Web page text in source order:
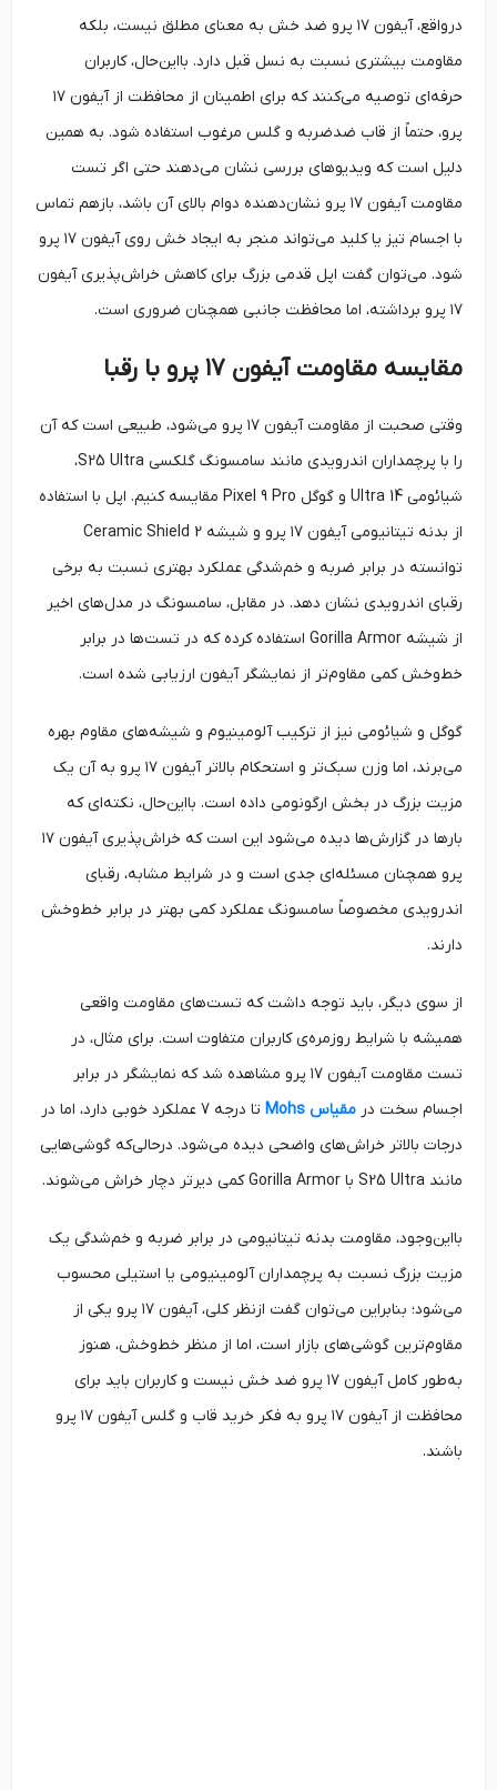
درواقع، آیفون ۱۷ پرو ضد خش به معنای مطلق نیست، بلکه
مقاومت بیشتری نسبت به نسل قبل دارد. بااین‌حال، کاربران
حرفه‌ای توصیه می‌کنند که برای اطمینان از محافظت از آیفون ۱۷
پرو، حتماً از قاب ضدضربه و گلس مرغوب استفاده شود. به همین
دلیل است که ویدیوهای بررسی نشان می‌دهند حتی اگر تست
مقاومت آیفون ۱۷ پرو نشان‌دهنده دوام بالای آن باشد، بازهم تماس
با اجسام تیز یا کلید می‌تواند منجر به ایجاد خش روی آیفون ۱۷ پرو
شود. می‌توان گفت اپل قدمی بزرگ برای کاهش خراش‌پذیری آیفون
مقایسه مقاومت آیفون۱۷پرو با رقبا
وقتی صحبت از مقاومت آیفون ۱۷ پرو می‌شود، طبیعی است که آن
شیائومی 14 Ultra و گوگل Pixel 9 Pro مقایسه کنیم. اپل با استفاده
از بدنه تیتانیومی آیفون ۱۷ پرو و شیشه Ceramic Shield 2
توانسته در برابر ضربه و خم‌شدگی عملکرد بهتری نسبت به برخی
رقبای اندرویدی نشان دهد. در مقابل، سامسونگ در مدل‌های اخیر
از شیشه Gorilla Armor استفاده کرده که در تست‌ها در برابر
خط‌وخش کمی مقاوم‌تر از نمایشگر آیفون ارزیابی شده است.
گوگل و شیائومی نیز از ترکیب آلومینیوم و شیشه‌های مقاوم بهره
می‌برند، اما وزن سبک‌تر و استحکام بالاتر آیفون ۱۷ پرو به آن یک
مزیت بزرگ در بخش ارگونومی داده است. بااین‌حال، نکته‌ای که
بارها در گزارش‌ها دیده می‌شود این است که خراش‌پذیری آیفون ۱۷
پرو همچنان مسئله‌ای جدی است و در شرایط مشابه، رقبای
اندرویدی مخصوصاً سامسونگ عملکرد کمی بهتر در برابر خط‌وخش
دارند.
از سوی دیگر، باید توجه داشت که تست‌های مقاومت واقعی
همیشه با شرایط روزمره‌ی کاربران متفاوت است. برای مثال، در
تست مقاومت آیفون ۱۷ پرو مشاهده شد که نمایشگر در برابر
اجسام سخت درمقیاس Mohs
تا درجه 7 عملکرد خوبی دارد، اما در
درجات بالاتر خراش‌های واضحی دیده می‌شود. درحالی‌که گوشی‌هایی
مانند S25 Ultra با Gorilla Armor کمی دیرتر دچار خراش می‌شوند.
بااین‌وجود، مقاومت بدنه تیتانیومی در برابر ضربه و خم‌شدگی یک
مزیت بزرگ نسبت به پرچمداران آلومینیومی یا استیلی محسوب
می‌شود؛ بنابراین می‌توان گفت ازنظر کلی، آیفون ۱۷ پرو یکی از
مقاوم‌ترین گوشی‌های بازار است، اما از منظر خط‌وخش، هنوز
به‌طور کامل آیفون ۱۷ پرو ضد خش نیست و کاربران باید برای
محافظت از آیفون ۱۷ پرو به فکر خرید قاب و گلس آیفون ۱۷ پرو
باشند.